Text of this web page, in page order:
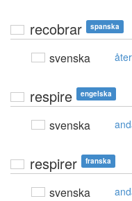
recobrar spanska
svenska
respire engelska
svenska
respirer franska
svenska